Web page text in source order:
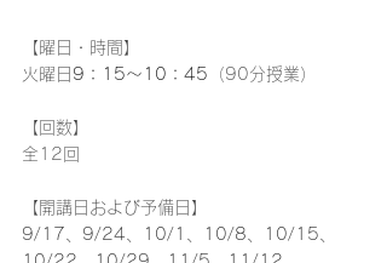
【曜日・時間】
火曜日 9：15～10：45 （90分授業）
【回数】
全12回
【開講日および予備日】
9/17、9/24、10/1、10/8、10/15、